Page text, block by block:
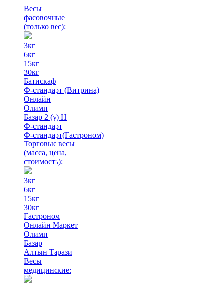
Весы
фасовочные
(только вес):
3кг
6кг
15кг
30кг
Батискаф
Ф-стандарт (Витрина)
Онлайн
Олимп
Базар 2 (у) Н
Ф-стандарт
Ф-стандарт(Гастроном)
Торговые весы
(масса, цена,
стоимость):
3кг
6кг
15кг
30кг
Гастроном
Онлайн Маркет
Олимп
Базар
Алтын Тарази
Весы
медицинские: